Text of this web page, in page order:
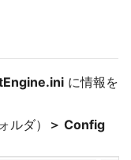
に情報を
ルダ）
＞ Config